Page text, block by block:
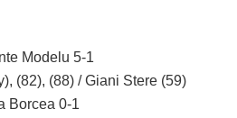
Modelu 5-1
(82), (88) / Giani Stere (59)
Borcea 0-1